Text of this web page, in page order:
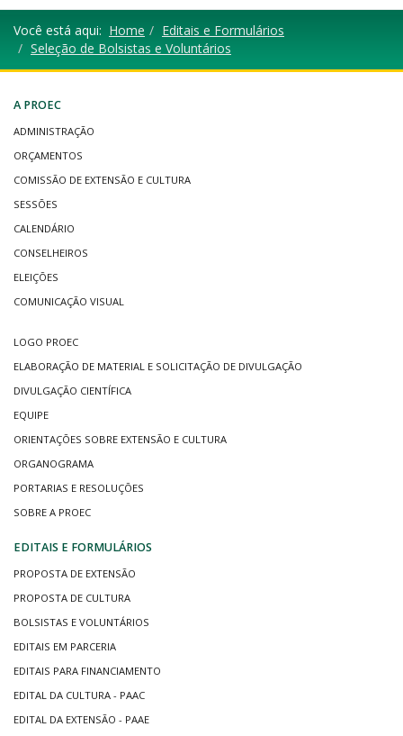
Você está aqui: Home
Editais e Formulários
Seleção de Bolsistas e Voluntários
A PROEC
ADMINISTRAÇÃO
ORÇAMENTOS
COMISSÃO DE EXTENSÃO E CULTURA
SESSÕES
CALENDÁRIO
CONSELHEIROS
ELEIÇÕES
COMUNICAÇÃO VISUAL
LOGO PROEC
ELABORAÇÃO DE MATERIAL E SOLICITAÇÃO DE DIVULGAÇÃO
DIVULGAÇÃO CIENTÍFICA
EQUIPE
ORIENTAÇÕES SOBRE EXTENSÃO E CULTURA
ORGANOGRAMA
PORTARIAS E RESOLUÇÕES
SOBRE A PROEC
EDITAIS E FORMULÁRIOS
PROPOSTA DE EXTENSÃO
PROPOSTA DE CULTURA
BOLSISTAS E VOLUNTÁRIOS
EDITAIS EM PARCERIA
EDITAIS PARA FINANCIAMENTO
EDITAL DA CULTURA - PAAC
EDITAL DA EXTENSÃO - PAAE